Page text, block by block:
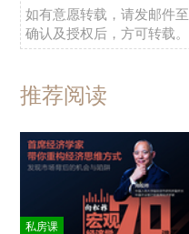
如有意愿转载，请发邮件至
确认及授权后，方可转载。
推荐阅读
私房课